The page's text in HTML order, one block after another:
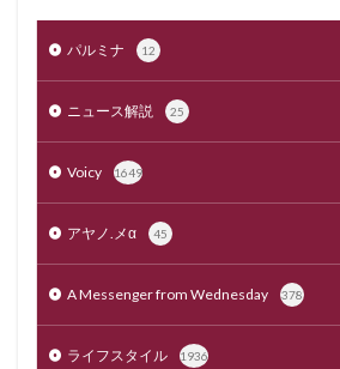
パルミナ 12
ニュース解説 25
Voicy 1649
アヤノ.メα 45
A Messenger from Wednesday 378
ライフスタイル 1936